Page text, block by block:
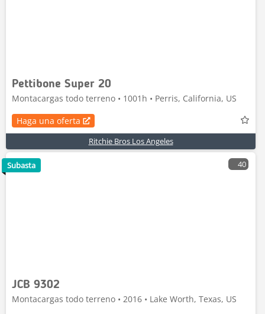
Pettibone Super 20
Montacargas todo terreno • 1001h • Perris, California, US
Haga una oferta
Ritchie Bros Los Angeles
40
JCB 9302
Montacargas todo terreno • 2016 • Lake Worth, Texas, US
Subasta